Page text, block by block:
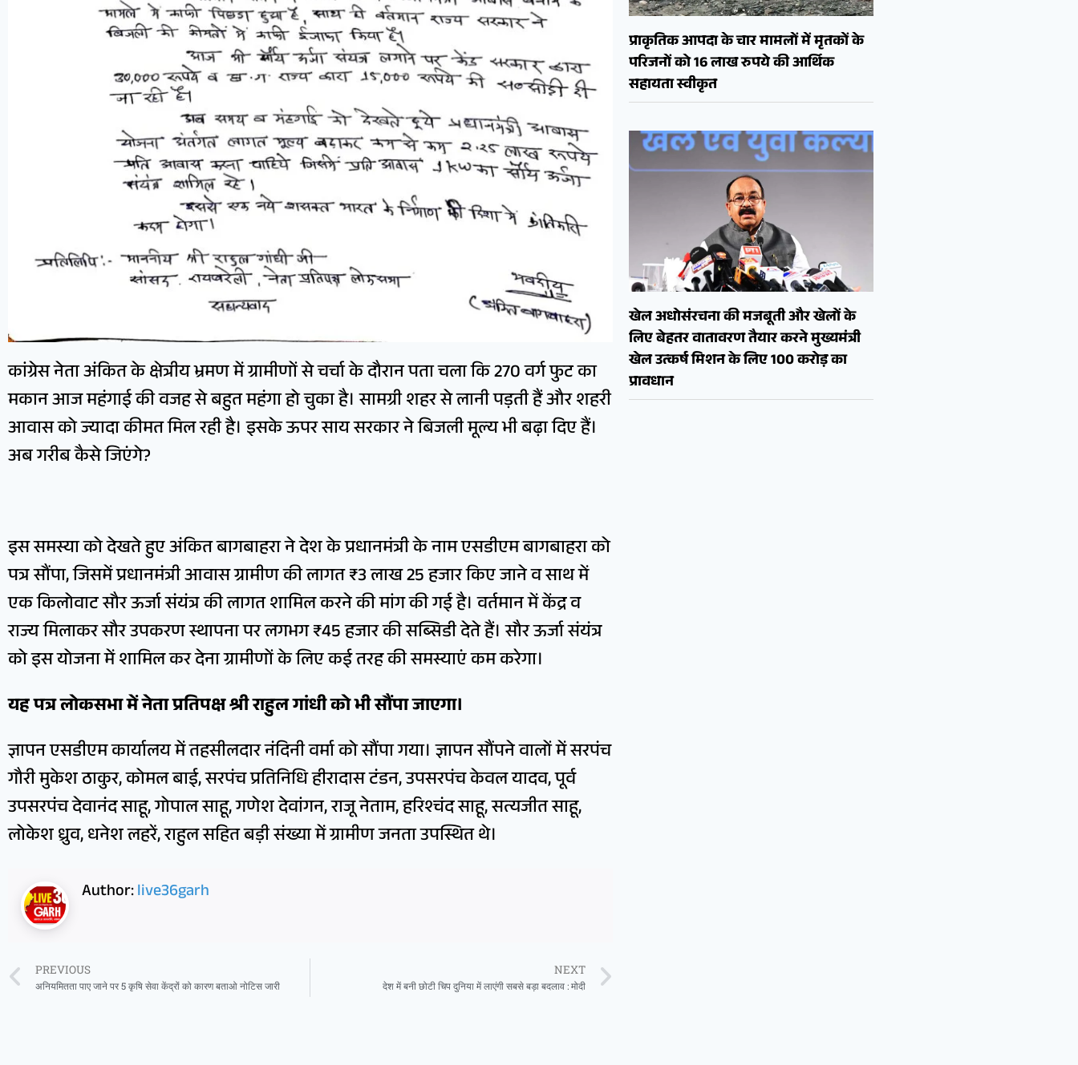
कांग्रेस नेता अंकित के क्षेत्रीय भ्रमण में ग्रामीणों से चर्चा के दौरान पता चला कि 270 वर्ग फुट का
मकान आज महंगाई की वजह से बहुत महंगा हो चुका है। सामग्री शहर से लानी पड़ती हैं और शहरी
आवास को ज्यादा कीमत मिल रही है। इसके ऊपर साय सरकार ने बिजली मूल्य भी बढ़ा दिए हैं।
अब गरीब कैसे जिएंगे?
इस समस्या को देखते हुए अंकित बागबाहरा ने देश के प्रधानमंत्री के नाम एसडीएम बागबाहरा को
पत्र सौंपा, जिसमें प्रधानमंत्री आवास ग्रामीण की लागत ₹3 लाख 25 हजार किए जाने व साथ में
एक किलोवाट सौर ऊर्जा संयंत्र की लागत शामिल करने की मांग की गई है। वर्तमान में केंद्र व
राज्य मिलाकर सौर उपकरण स्थापना पर लगभग ₹45 हजार की सब्सिडी देते हैं। सौर ऊर्जा संयंत्र
को इस योजना में शामिल कर देना ग्रामीणों के लिए कई तरह की समस्याएं कम करेगा।
यह पत्र लोकसभा में नेता प्रतिपक्ष श्री राहुल गांधी को भी सौंपा जाएगा।
ज्ञापन एसडीएम कार्यालय में तहसीलदार नंदिनी वर्मा को सौंपा गया। ज्ञापन सौंपने वालों में सरपंच
गौरी मुकेश ठाकुर, कोमल बाई, सरपंच प्रतिनिधि हीरादास टंडन, उपसरपंच केवल यादव, पूर्व
उपसरपंच देवानंद साहू, गोपाल साहू, गणेश देवांगन, राजू नेताम, हरिश्चंद साहू, सत्यजीत साहू,
लोकेश ध्रुव, धनेश लहरें, राहुल सहित बड़ी संख्या में ग्रामीण जनता उपस्थित थे।
Author:live36garh
PREVIOUS
अनियमितता पाए जाने पर 5 कृषि सेवा केंद्रों को कारण बताओ नोटिस जारी
NEXT
देश में बनी छोटी चिप दुनिया में लाएंगी सबसे बड़ा बदलाव : मोदी
प्राकृतिक आपदा के चार मामलों में मृतकों के
परिजनों को 16 लाख रुपये की आर्थिक
सहायता स्वीकृत
खेल अधोसंरचना की मजबूती और खेलों के
लिए बेहतर वातावरण तैयार करने मुख्यमंत्री
खेल उत्कर्ष मिशन के लिए 100 करोड़ का
प्रावधान